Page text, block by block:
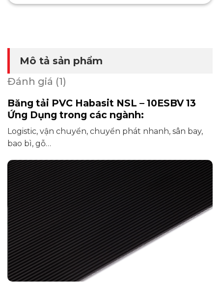
Mô tả sản phẩm
Đánh giá (1)
Băng tải PVC Habasit NSL – 10ESBV 13
Ứng Dụng trong các ngành:
Logistic, vận chuyển, chuyển phát nhanh, sân bay,
bao bì, gỗ…